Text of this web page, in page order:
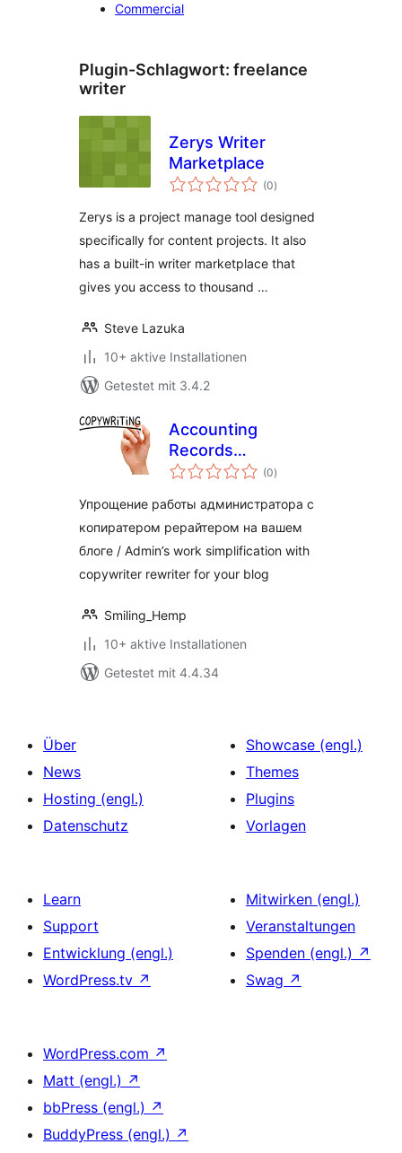
Commercial
Plugin-Schlagwort: freelance
writer
Zerys Writer
Marketplace
(0Bewertungen
insgesamt
)
Zerys is a project manage tool designed
specifically for content projects. It also
has a built-in writer marketplace that
gives you access to thousand …
Steve Lazuka
10+ aktive Installationen
Getestet mit 3.4.2
Accounting
Records
Copywriter
(0Bewertungen
insgesamt
)
Упрощение работы администратора с
копиратером рерайтером на вашем
блоге / Admin’s work simplification with
copywriter rewriter for your blog
Smiling_Hemp
10+ aktive Installationen
Getestet mit 4.4.34
Über
News
Hosting (engl.)
Datenschutz
Showcase (engl.)
Themes
Plugins
Vorlagen
Learn
Support
Entwicklung (engl.)
WordPress.tv ↗
Mitwirken (engl.)
Veranstaltungen
Spenden (engl.) ↗
Swag ↗
WordPress.com ↗
Matt (engl.) ↗
bbPress (engl.) ↗
BuddyPress (engl.) ↗